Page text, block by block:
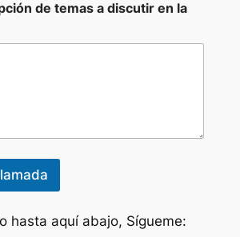
de temas a discutir en la
hasta aquí abajo, Sígueme: